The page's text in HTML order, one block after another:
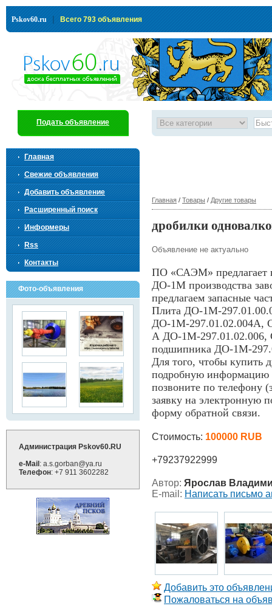
Pskov60.ru | Всего 793 объявления
Главная / Товары / Другие товары
дробилки
Объявление не актуально
ПО «САЭМ» предлагает
ДО-1М производства
предлагаем запасные
Плита ДО-1М-
ДО-1М-297.01.02.004А,
А ДО-1М-297.01.02.006,
подшипника ДО-1М-
Для того, чтобы купить
подробную
позвоните по телефону
заявку на электронную
форму обратной связи.
Стоимость: 100000 RUB
+79237922999
Автор: Ярослав
E-mail: Написать письмо
Добавить это
Пожаловаться на
Подать объявление
Главная
Свежие объявления
Добавить объявление
Расширенный поиск
Информеры
Rss
Контакты
Фото-объявления
Администрация Pskov60.RU
e-Mail : a.s.gorban@ya.ru
Телефон: +7 911 3602282